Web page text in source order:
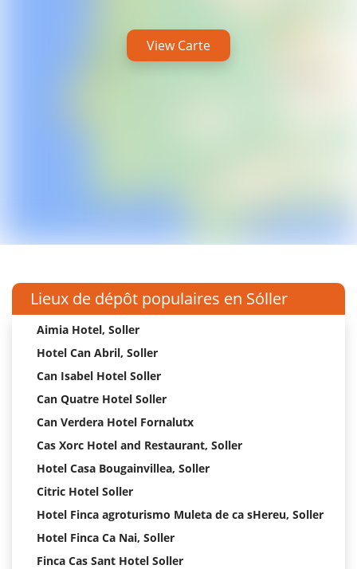
View Carte
Lieux de dépôt populaires en Sóller
Aimia Hotel, Soller
Hotel Can Abril, Soller
Can Isabel Hotel Soller
Can Quatre Hotel Soller
Can Verdera Hotel Fornalutx
Cas Xorc Hotel and Restaurant, Soller
Hotel Casa Bougainvillea, Soller
Citric Hotel Soller
Hotel Finca agroturismo Muleta de ca sHereu, Soller
Hotel Finca Ca Nai, Soller
Finca Cas Sant Hotel Soller